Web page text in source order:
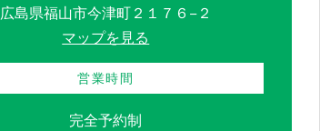
広島県福山市今津町２１７６−２
マップを見る
営業時間
完全予約制